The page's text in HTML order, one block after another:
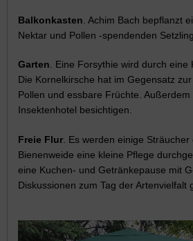
Balkonkasten . Achim Bach bepflanzt
Nektar und Pollen -spendenden
Garten. Eine Forsythie wird durch eine
Die Kornelkirsche hat im Gegensatz
Pollen und essbare Früchte. Außerdem
Insektenhotel besichtigen.
Freie Flur. Es werden einige
Bienenweide eine kleine Pflege
eine Kuchen- und Getränkepause mit
Diskussionen zum Tag der Artenvielfalt